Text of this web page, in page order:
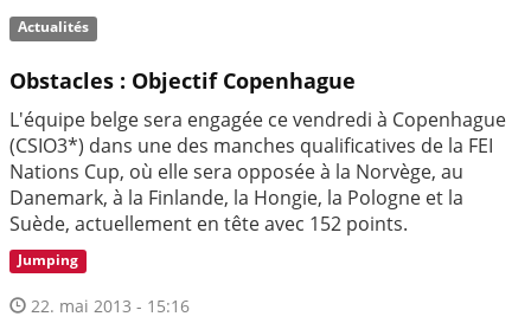
Actualités
Obstacles : Objectif Copenhague
L'équipe belge sera engagée ce vendredi à Copenhague
(CSIO3*) dans une des manches qualificatives de la FEI
Nations Cup, où elle sera opposée à la Norvège, au
Danemark, à la Finlande, la Hongie, la Pologne et la
Suède, actuellement en tête avec 152 points.
Jumping
22. mai 2013 - 15:16